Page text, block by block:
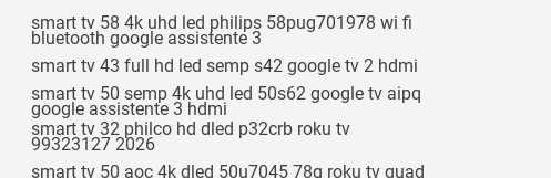
Ver todos
Macos
Android 11
Android 11.0
Ver todos
smart tv 58 4k uhd led philips 58pug701978 wi fi
bluetooth google assistente 3
smart tv 43 full hd led semp s42 google tv 2 hdmi
smart tv 50 semp 4k uhd led 50s62 google tv aipq
google assistente 3 hdmi
smart tv 32 philco hd dled p32crb roku tv
99323127 2026
smart tv 50 aoc 4k dled 50u7045 78g roku tv quad